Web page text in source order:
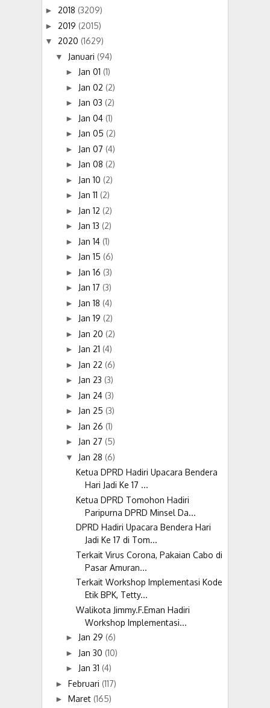
► 2018 (3209)
► 2019 (2015)
▼ 2020 (1629)
▼ Januari (94)
► Jan 01 (1)
► Jan 02 (2)
► Jan 03 (2)
► Jan 04 (1)
► Jan 05 (2)
► Jan 07 (4)
► Jan 08 (2)
► Jan 10 (2)
► Jan 11 (2)
► Jan 12 (2)
► Jan 13 (2)
► Jan 14 (1)
► Jan 15 (6)
► Jan 16 (3)
► Jan 17 (3)
► Jan 18 (4)
► Jan 19 (2)
► Jan 20 (2)
► Jan 21 (4)
► Jan 22 (6)
► Jan 23 (3)
► Jan 24 (3)
► Jan 25 (3)
► Jan 26 (1)
► Jan 27 (5)
▼ Jan 28 (6)
Ketua DPRD Hadiri Upacara Bendera
Hari Jadi Ke 17 ...
Ketua DPRD Tomohon Hadiri
Paripurna DPRD Minsel Da...
DPRD Hadiri Upacara Bendera Hari
Jadi Ke 17 di Tom...
Terkait Virus Corona, Pakaian Cabo di
Pasar Amuran...
Terkait Workshop Implementasi Kode
Etik BPK, Tetty...
Walikota Jimmy.F.Eman Hadiri
Workshop Implementasi...
► Jan 29 (6)
► Jan 30 (10)
► Jan 31 (4)
► Februari (117)
► Maret (165)